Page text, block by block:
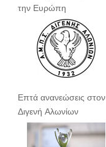
την Ευρώπη
Επτά ανανεώσεις στον
Διγενή Αλωνίων